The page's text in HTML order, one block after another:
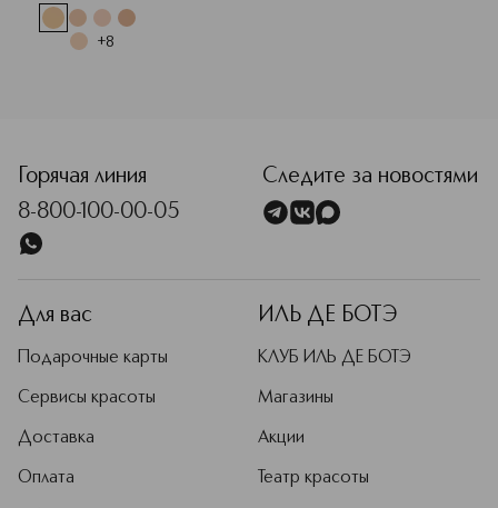
+8
Горячая линия
8-800-100-00-05
Следите за новостями
Для вас
Подарочные карты
Сервисы красоты
Доставка
Оплата
ИЛЬ ДЕ БОТЭ
КЛУБ ИЛЬ ДЕ БОТЭ
Магазины
Акции
Театр красоты